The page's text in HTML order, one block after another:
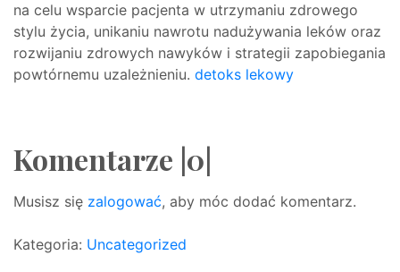
na celu wsparcie pacjenta w utrzymaniu zdrowego
stylu życia, unikaniu nawrotu nadużywania leków oraz
rozwijaniu zdrowych nawyków i strategii zapobiegania
powtórnemu uzależnieniu. detoks lekowy
Komentarze |0|
Musisz się zalogować, aby móc dodać komentarz.
Kategoria: Uncategorized